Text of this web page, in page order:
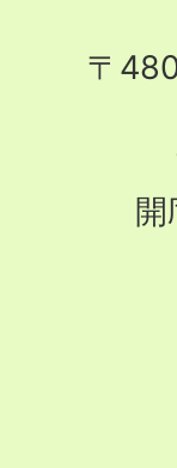
〒
開